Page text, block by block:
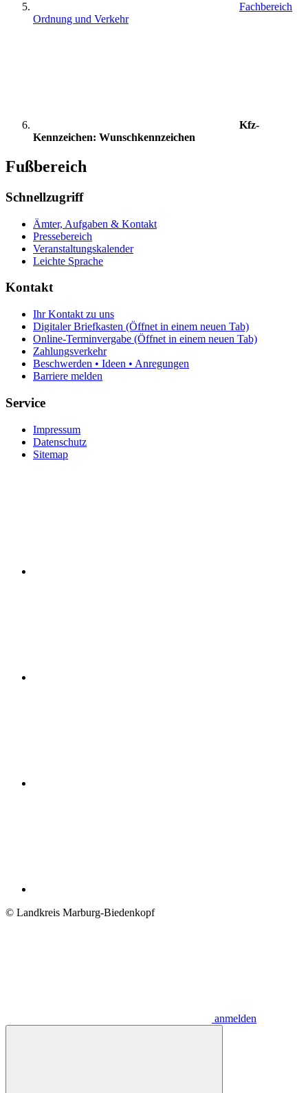
Fachbereich
Ordnung und Verkehr
Kfz-
Kennzeichen: Wunschkennzeichen
Fußbereich
Schnellzugriff
Ämter, Aufgaben & Kontakt
Pressebereich
Veranstaltungskalender
Leichte Sprache
Kontakt
Ihr Kontakt zu uns
Digitaler Briefkasten (Öffnet in einem neuen Tab)
Online-Terminvergabe (Öffnet in einem neuen Tab)
Zahlungsverkehr
Beschwerden • Ideen • Anregungen
Barriere melden
Service
Impressum
Datenschutz
Sitemap
© Landkreis Marburg-Biedenkopf
anmelden